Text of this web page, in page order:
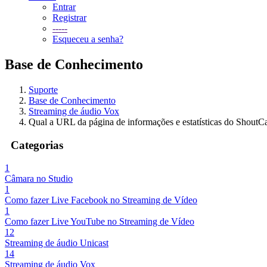
Entrar
Registrar
-----
Esqueceu a senha?
Base de Conhecimento
Suporte
Base de Conhecimento
Streaming de áudio Vox
Qual a URL da página de informações e estatísticas do
Categorias
1
Câmara no Studio
1
Como fazer Live Facebook no Streaming de Vídeo
1
Como fazer Live YouTube no Streaming de Vídeo
12
Streaming de áudio Unicast
14
Streaming de áudio Vox